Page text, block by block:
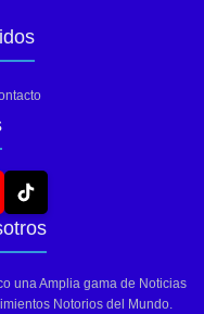
una Amplia gama de Noticias
Notorios del Mundo.